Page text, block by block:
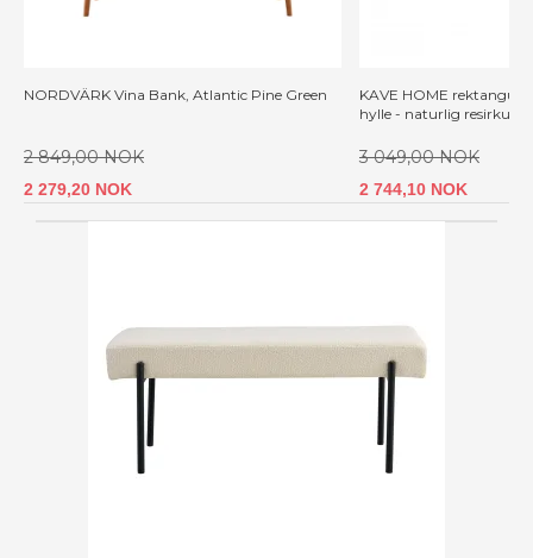
NORDVÄRK Vina Bank, Atlantic Pine Green
2 849,00 NOK
2 279,20 NOK
KAVE HOME
hylle - naturlig
3 049,00 NOK
2 744,10 NOK